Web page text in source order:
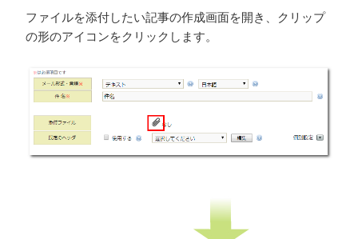
ファイルを添付したい記事の作成画面を開き、クリップ
の形のアイコンをクリックします。